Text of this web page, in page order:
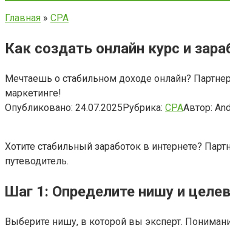
Главная » CPA
Как создать онлайн курс и
Мечтаешь о стабильном доходе онлайн?
маркетинге!
Опубликовано: 24.07.2025Рубрика: CPAАвтор:
Хотите стабильный заработок в интернете?
путеводитель.
Шаг 1: Определите нишу и
Выберите нишу, в которой вы эксперт.